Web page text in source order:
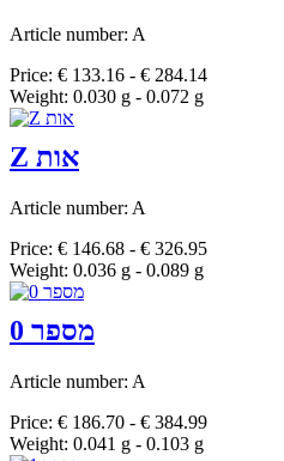
Article number: A
Price: € 133.16 - € 284.14
Weight: 0.030 g - 0.072 g
Z אות
Article number: A
Price: € 146.68 - € 326.95
Weight: 0.036 g - 0.089 g
מספר 0
Article number: A
Price: € 186.70 - € 384.99
Weight: 0.041 g - 0.103 g